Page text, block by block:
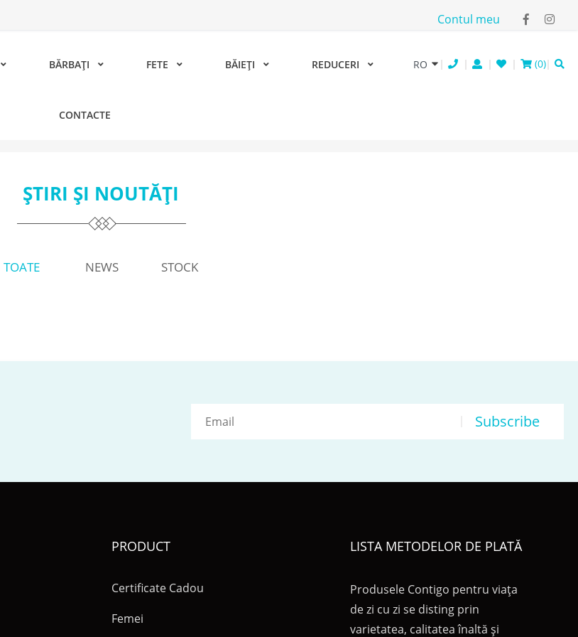
Contul meu
BĂRBAȚI FETE BĂIEȚI REDUCERI
CONTACTE
(0)
ȘTIRI ȘI NOUTĂȚI
TOATE NEWS STOCK
Subscribe
PRODUCT
Certificate Cadou
Femei
LISTA METODELOR DE PLATĂ
Produsele Contigo pentru viața
de zi cu zi se disting prin
varietatea, calitatea înaltă și